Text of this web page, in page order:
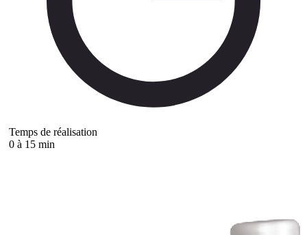
Temps de réalisation
0 à 15 min